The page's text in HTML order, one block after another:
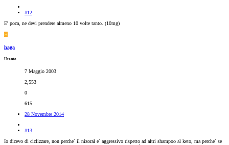
#12
E' poca, ne devi prendere almeno 10 volte tanto. (10mg)
H
haga
Utente
7 Maggio 2003
2,553
0
615
28 Novembre 2014
#13
Io dicevo di ciclizzare, non perche´ il nizoral e´ aggressivo rispetto ad altri shampoo al keto, ma perche´ se